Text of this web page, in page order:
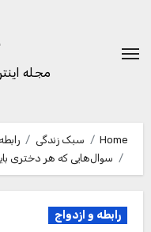
content
مجله
Home سبک زندگی
سوال‌هایی که هر دختری
رابطه و ازدواج